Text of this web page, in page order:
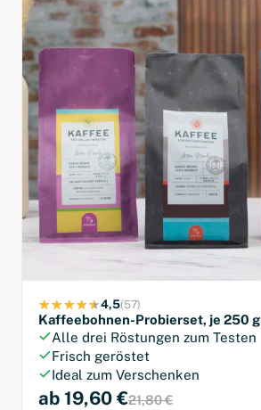
4,5(57)
Kaffeebohnen-Probierset, je 250 g
Alle drei Röstungen zum Testen
Frisch geröstet
Ideal zum Verschenken
ab 19,60 €21,80 €